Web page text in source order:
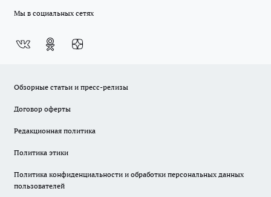
Мы в социальных сетях
Обзорные статьи и пресс-релизы
Договор оферты
Редакционная политика
Политика этики
Политика конфиденциальности и обработки персональных данных
пользователей